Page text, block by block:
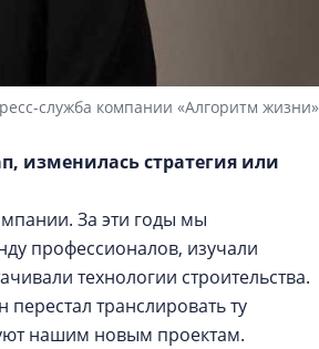
служба компании «Алгоритм жизни»
изменилась стратегия или
За эти годы мы
профессионалов, изучали
технологии строительства.
транслировать ту
нашим новым проектам.